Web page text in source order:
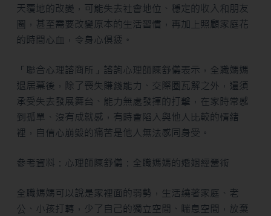
天覆地的改變，可能失去社會地位、穩定的收入和朋友
圈，甚至需要改變原本的生活習慣，再加上照顧家庭花
的時間心血，令身心俱疲。
「聯合心理諮商所」諮詢心理師陳舒儀表示，全職媽媽
退居幕後，除了喪失賺錢能力、交際圈瓦解之外，還須
承受失去發展舞台、能力無處發揮的打擊，在家時常感
到孤單、沒有成就感，有時會陷入與他人比較的情緒
裡，自信心崩毀的痛苦是他人無法感同身受。
參考資料：心理師陳舒儀：全職媽媽的婚姻經營術
全職媽媽可以說是家裡面的弱勢，生活繞著家庭、老
公、小孩打轉，少了自己的獨立空間、喘息空間，放棄